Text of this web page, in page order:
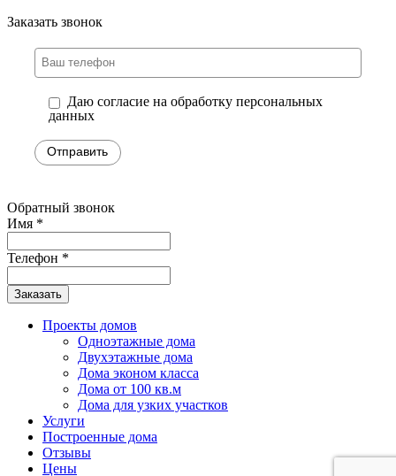
Заказать звонок
Даю согласие на обработку персональных
данных
Обратный звонок
Имя *
Телефон *
Заказать
Проекты домов
Одноэтажные дома
Двухэтажные дома
Дома эконом класса
Дома от 100 кв.м
Дома для узких участков
Услуги
Построенные дома
Отзывы
Цены